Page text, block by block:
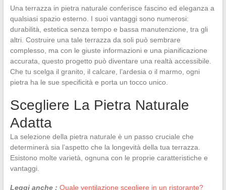
Una terrazza in pietra naturale conferisce fascino ed eleganza a
qualsiasi spazio esterno. I suoi vantaggi sono numerosi:
durabilità, estetica senza tempo e bassa manutenzione, tra gli
altri. Costruire una tale terrazza da soli può sembrare
complesso, ma con le giuste informazioni e una pianificazione
accurata, questo progetto può diventare una realtà accessibile.
Che tu scelga il granito, il calcare, l’ardesia o il marmo, ogni
pietra ha le sue specificità e porta un tocco unico.
Scegliere La Pietra Naturale
Adatta
La selezione della pietra naturale è un passo cruciale che
determinerà sia l’aspetto che la longevità della tua terrazza.
Esistono molte varietà, ognuna con le proprie caratteristiche e
vantaggi.
Leggi anche : Quale ventilazione scegliere in un ristorante?